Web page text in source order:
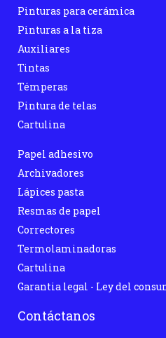
Pinturas para cerámica
Pinturas a la tiza
Auxiliares
Tintas
Témperas
Pintura de telas
Cartulina
Papel adhesivo
Archivadores
Lápices pasta
Resmas de papel
Correctores
Termolaminadoras
Cartulina
Garantia legal - Ley del
Contáctanos